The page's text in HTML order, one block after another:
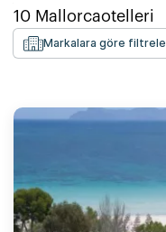
10 Mallorcaotelleri
Markalara göre filtrele